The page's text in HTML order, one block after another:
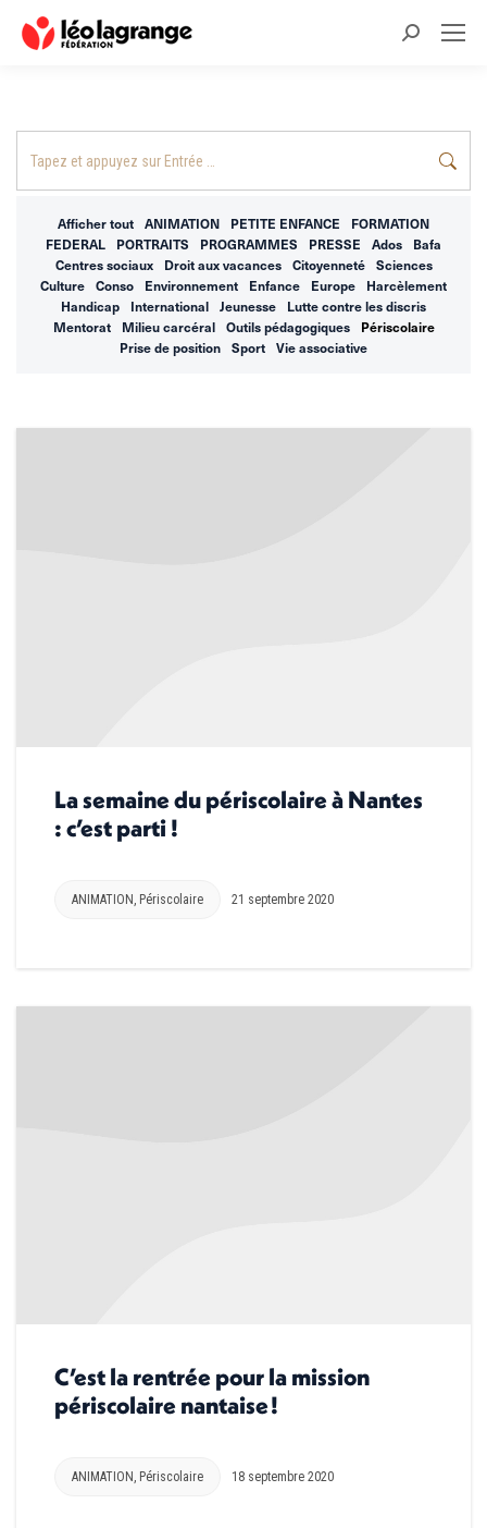
Recherche
Afficher tout ANIMATION PETITE ENFANCE
FORMATION
FEDERAL
PORTRAITS PROGRAMMES PRESSE Ados
Bafa
Centres sociaux
Droit aux vacances Citoyenneté
Sciences
Culture
Conso Environnement Enfance Europe
Harcèlement
Handicap
International Jeunesse
Lutte contre les discris
Mentorat
Milieu carcéral Outils pédagogiques
Périscolaire
Prise de position
Sport Vie associative
La semaine du périscolaire à Nantes
: c’est parti !
ANIMATION Périscolaire 21 septembre 2020
C’est la rentrée pour la mission
périscolaire nantaise !
ANIMATION , Périscolaire 18 septembre 2020